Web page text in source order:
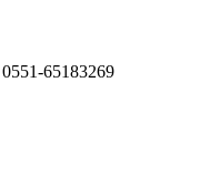
65183269